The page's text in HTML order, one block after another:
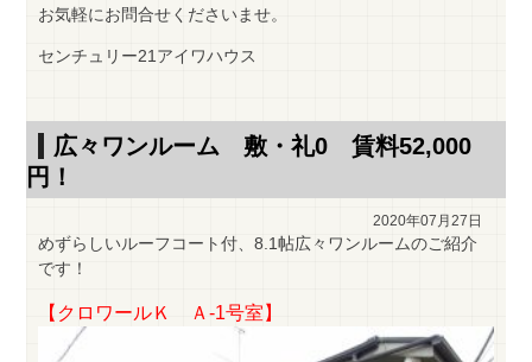
お気軽にお問合せくださいませ。
センチュリー21アイワハウス
広々ワンルーム 敷・礼0 賃料52,000
円！
2020年07月27日
めずらしいルーフコート付、8.1帖広々ワンルームのご紹介
です！
【クロワールＫ Ａ-1号室】